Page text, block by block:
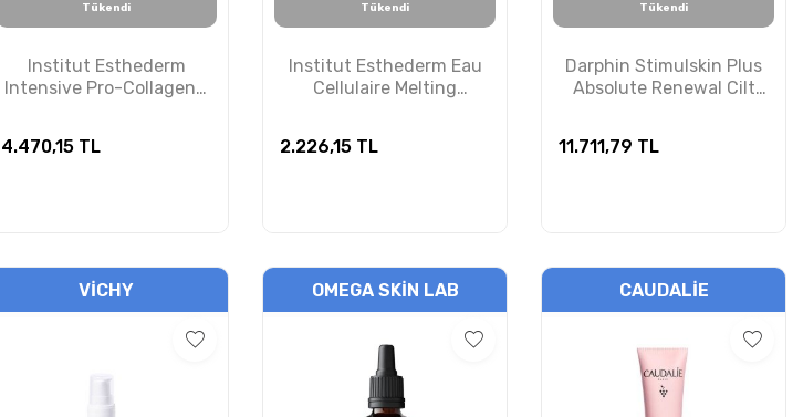
Tükendi
Institut Esthederm
Intensive Pro-Collagen+
ml
4.470,15 TL
Tükendi
Institut Esthederm Eau
Cellulaire Melting
ml
2.226,15 TL
Tükendi
Darphin Stimulskin Plus
Absolute Renewal Cilt
11.711,79 TL
VICHY OMEGA SKIN LAB CAUDALIE